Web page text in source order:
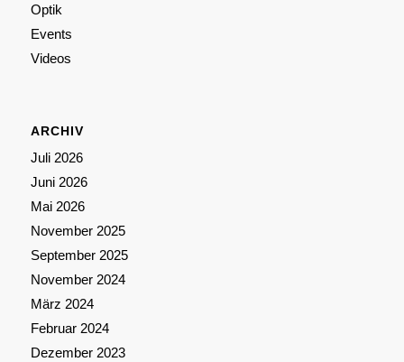
Optik
Events
Videos
ARCHIV
Juli 2026
Juni 2026
Mai 2026
November 2025
September 2025
November 2024
März 2024
Februar 2024
Dezember 2023